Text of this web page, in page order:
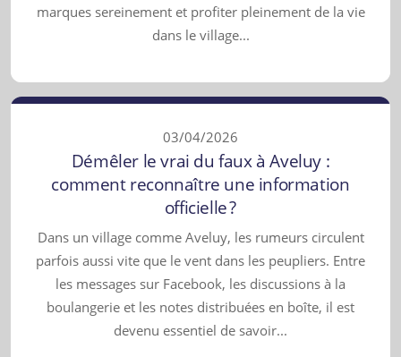
marques sereinement et profiter pleinement de la vie
dans le village...
03/04/2026
Démêler le vrai du faux à Aveluy :
comment reconnaître une information
officielle ?
Dans un village comme Aveluy, les rumeurs circulent
parfois aussi vite que le vent dans les peupliers. Entre
les messages sur Facebook, les discussions à la
boulangerie et les notes distribuées en boîte, il est
devenu essentiel de savoir...